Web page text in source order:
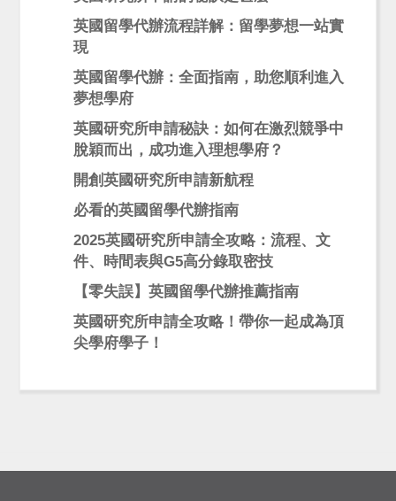
英國留學代辦流程詳解：留學夢想一站實
現
英國留學代辦：全面指南，助您順利進入
夢想學府
英國研究所申請秘訣：如何在激烈競爭中
脫穎而出，成功進入理想學府？
開創英國研究所申請新航程
必看的英國留學代辦指南
2025英國研究所申請全攻略：流程、文
件、時間表與G5高分錄取密技
【零失誤】英國留學代辦推薦指南
英國研究所申請全攻略！帶你一起成為頂
尖學府學子！